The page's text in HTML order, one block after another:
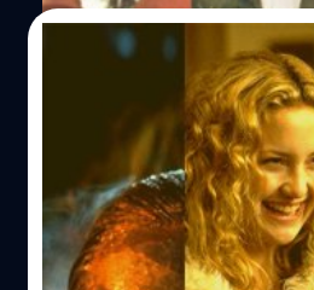
15/04/2021
10 หนังฉบับ
ใหม่!’ ที่ออกมาเยี่ยมแล
‘Zack Snyder’s Justice
กำกับ และหนังจักรวาลของดีซีที่
‘ฉบับผู้กำกับ’ หรือ Director's
นี้ยากจะเกิดเพราะสิทธิ์ขาดในก